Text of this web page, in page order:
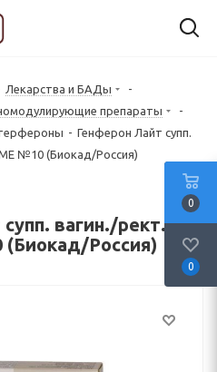
Лекарства и БАДы
-
препараты
-
- Генферон Лайт супп.
№10 (Биокад/Россия)
вагин./рект.
Россия)
0
0